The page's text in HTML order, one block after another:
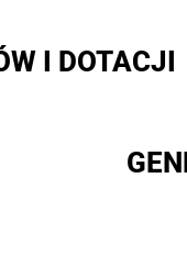
I DOTACJI